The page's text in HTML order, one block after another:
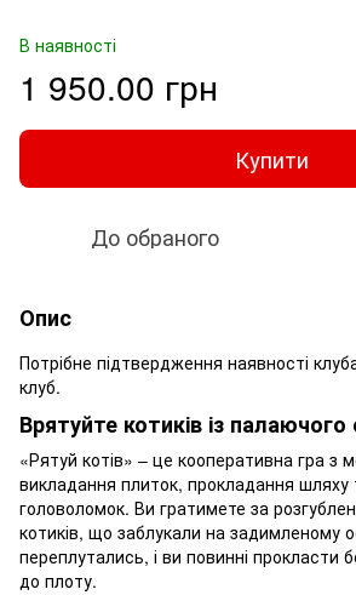
В наявності
1 950.00 грн
Купити
До обраного
Опис
Потрібне підтвердження наявності
клуб.
Врятуйте котиків із
«Рятуй котів» – це кооперативна гра з
викладання плиток, прокладання шляху
головоломок. Ви гратимете за
котиків, що заблукали на задимленому
переплутались, і ви повинні прокласти
до плоту.